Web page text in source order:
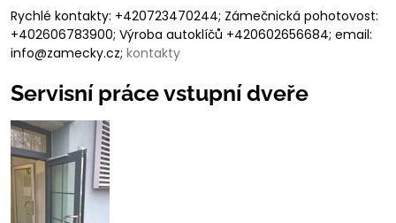
Rychlé kontakty: +420723470244; Zámečnická pohotovost:
+402606783900; Výroba autoklíčů +420602656684; email:
info@zamecky.cz; kontakty
Servisní práce vstupní dveře